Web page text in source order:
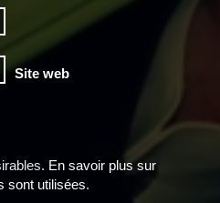
Site web
En savoir plus sur
sont utilisées.